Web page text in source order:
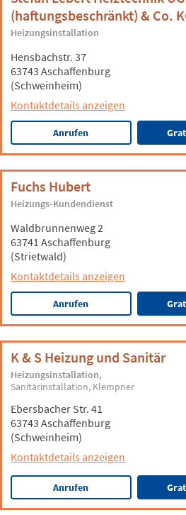
(haftungsbeschränkt) & Co.
Heizungsinstallation
Hensbachstr. 37
63743 Aschaffenburg
(Schweinheim)
Kontaktdetails anzeigen
Anrufen
Fuchs Hubert
Heizungs-Kundendienst
Waldbrunnenweg 2
63741 Aschaffenburg
(Strietwald)
Kontaktdetails anzeigen
Anrufen
K & S Heizung und Sanitär
Heizungsinstallation
Sanitärinstallation Klempner
Ebersbacher Str. 41
63743 Aschaffenburg
(Schweinheim)
Kontaktdetails anzeigen
Anrufen